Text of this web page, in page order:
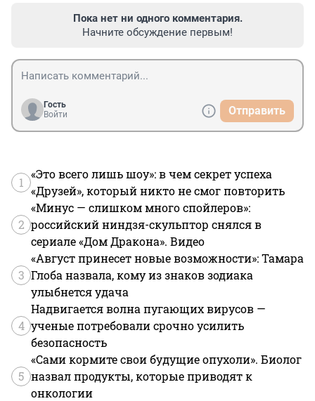
Пока нет ни одного комментария.
Начните обсуждение первым!
Гость
Войти
Отправить
1
«Это всего лишь шоу»: в чем секрет успеха
«Друзей», который никто не смог повторить
2
«Минус — слишком много спойлеров»:
российский ниндзя-скульптор снялся в
сериале «Дом Дракона». Видео
3
«Август принесет новые возможности»: Тамара
Глоба назвала, кому из знаков зодиака
улыбнется удача
4
Надвигается волна пугающих вирусов —
ученые потребовали срочно усилить
безопасность
5
«Сами кормите свои будущие опухоли». Биолог
назвал продукты, которые приводят к
онкологии